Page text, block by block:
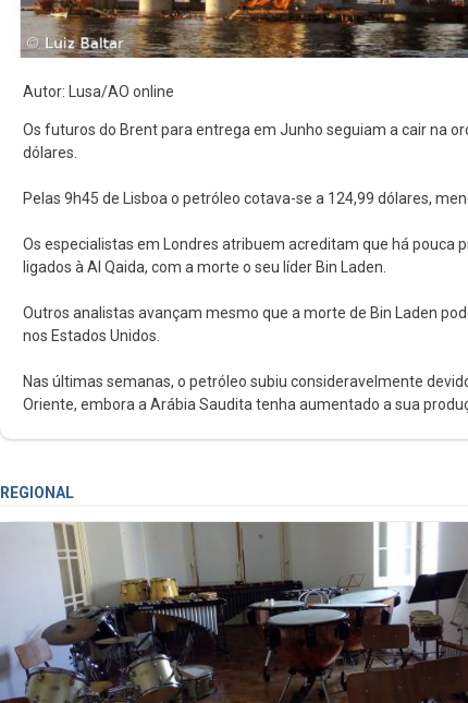
Autor: Lusa/AO online
Os futuros do Brent para entrega em Junho seguiam a cair na
dólares.
Pelas 9h45 de Lisboa o petróleo cotava-se a 124,99 dólares,
Os especialistas em Londres atribuem acreditam que há
ligados à Al Qaida, com a morte o seu líder Bin Laden.
Outros analistas avançam mesmo que a morte de Bin Laden
nos Estados Unidos.
Nas últimas semanas, o petróleo subiu consideravelmente
Oriente, embora a Arábia Saudita tenha aumentado a sua
REGIONAL